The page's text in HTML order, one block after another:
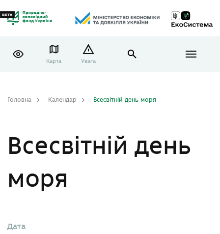
Карта Увага
Головна Календар Всесвітній день моря
Всесвітній день
моря
Дата